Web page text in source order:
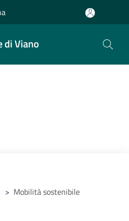
di Viano
> Mobilità sostenibile